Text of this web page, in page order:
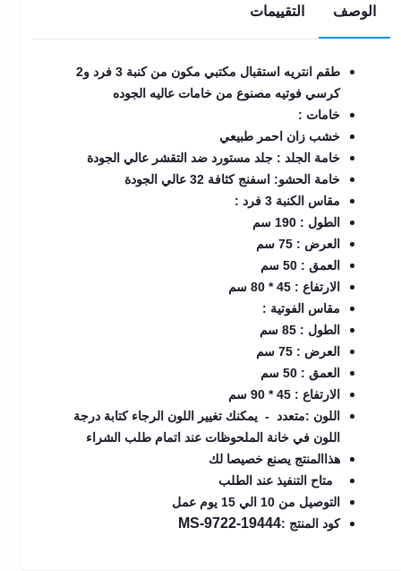
الوصف التقييمات
طقم انتريه استقبال مكتبي مكون من كنبة 3 فرد و2
كرسي فوتيه مصنوع من خامات عاليه الجوده
خامات :
خشب زان احمر طبيعي
خامة الجلد : جلد مستورد ضد التقشر عالي الجودة
خامة الحشو: اسفنج كثافة 32 عالي الجودة
مقاس الكنبة 3 فرد :
الطول : 190 سم
العرض : 75 سم
العمق : 50 سم
الارتفاع : 45 * 80 سم
مقاس الفوتية :
الطول : 85 سم
العرض : 75 سم
العمق : 50 سم
الارتفاع : 45 * 90 سم
اللون :متعدد - يمكنك تغيير اللون الرجاء كتابة درجة
اللون في خانة الملحوظات عند اتمام طلب الشراء
هذاالمنتج يصنع خصيصا لك
متاح التنفيذ عند الطلب
التوصيل من 10 الي 15 يوم عمل
كود المنتج :MS-9722-19444